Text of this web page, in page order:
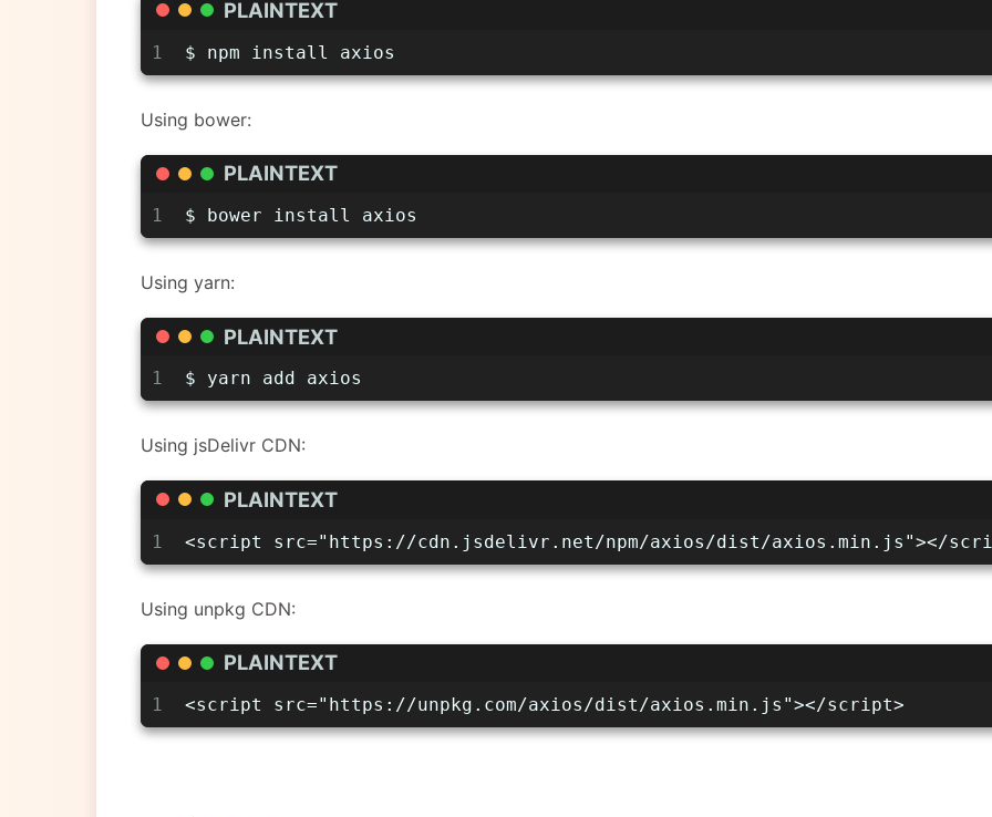
PLAINTEXT
1 $ npm install axios
Using bower:
PLAINTEXT
1 $ bower install axios
Using yarn:
PLAINTEXT
1 $ yarn add axios
Using jsDelivr CDN:
PLAINTEXT
1 <script src="https://cdn.jsdelivr.net/npm/axios/dist/axios.min.js"></
Using unpkg CDN:
PLAINTEXT
1 <script src="https://unpkg.com/axios/dist/axios.min.js"></script>